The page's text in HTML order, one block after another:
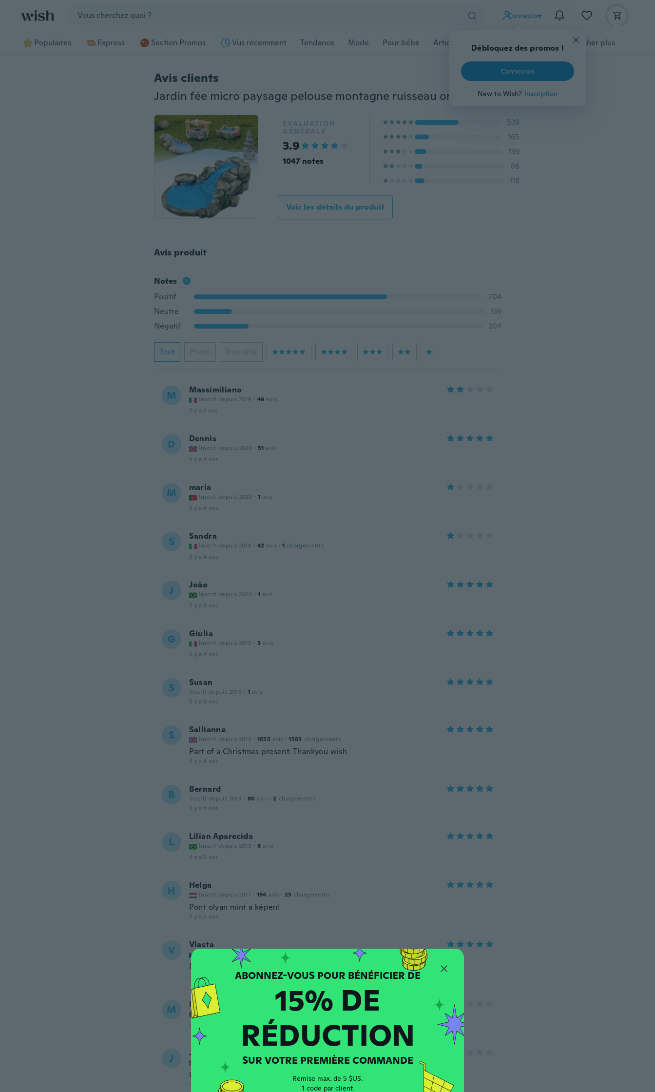
Connexion
Débloquez des promos !
Connexion
New to Wish? Inscription
Populaires Express Section Promos Vus récemment Tendance Mode Pour bébé Articles pour animaux domestiques Afficher plus
Avis clients
Jardin fée micro paysage pelouse montagne ruisseau ornement maison artisanat accessoire
ÉVALUATION
GÉNÉRALE
3.9
1047 notes
539
165
139
86
118
Voir les détails du produit
Avis produit
Notes
Positif
704
Neutre
139
Négatif
204
Tout Photo Très utile
M Massimiliano
Inscrit depuis 2019 · 49 avis
il y a 2 ans
D Dennis
Inscrit depuis 2020 · 51 avis
il y a 4 ans
M maria
Inscrit depuis 2020 · 1 avis
il y a 4 ans
S Sandra
Inscrit depuis 2018 · 42 avis · 1 chargements
il y a 4 ans
J João
Inscrit depuis 2020 · 1 avis
il y a 4 ans
G Giulia
Inscrit depuis 2015 · 3 avis
il y a 4 ans
S Susan
Inscrit depuis 2016 · 1 avis
il y a 4 ans
S Sallianne
Inscrit depuis 2019 · 1655 avis · 1583 chargements
Part of a Christmas present. Thankyou wish
il y a 4 ans
B Bernard
Inscrit depuis 2018 · 80 avis · 2 chargements
il y a 4 ans
L Lilian Aparecida
Inscrit depuis 2019 · 8 avis
il y a 5 ans
H Helga
Inscrit depuis 2017 · 194 avis · 25 chargements
Pont olyan mint a képen!
il y a 5 ans
V Vlasta
Inscrit depuis 2018 56
Moc pěkný jak na obrazku
il y a 5 ans
M Maxine
Inscrit depuis 2017
il y a 5 ans
J Jane
Inscrit depuis 2015 · 5 avis
Cute but much smaller than expected
il y a 5 ans
15% DE
RÉDUCTION
SUR VOTRE PREMIÈRE COMMANDE
Remise max. de 5 $US.
1 code par client.